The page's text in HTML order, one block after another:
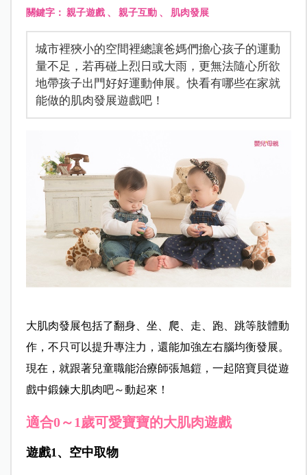
關鍵字： 親子遊戲、 親子互動、 肌肉發展
城市裡狹小的空間裡總讓爸媽們擔心孩子的運動
量不足，若再碰上烈日或大雨，更無法隨心所欲
地帶孩子出門好好運動伸展。快看有哪些在家就
能做的肌肉發展遊戲吧！
大肌肉發展包括了翻身、坐、爬、走、跑、跳等肢體動
作，不只可以提升專注力，還能加強左右腦均衡發展。
現在，就跟著兒童職能治療師張旭鎧，一起陪寶貝從遊
戲中鍛鍊大肌肉吧～動起來！
適合0～1歲可愛寶寶的大肌肉遊戲
遊戲1、空中取物